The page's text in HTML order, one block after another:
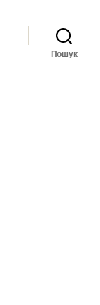
Пошук